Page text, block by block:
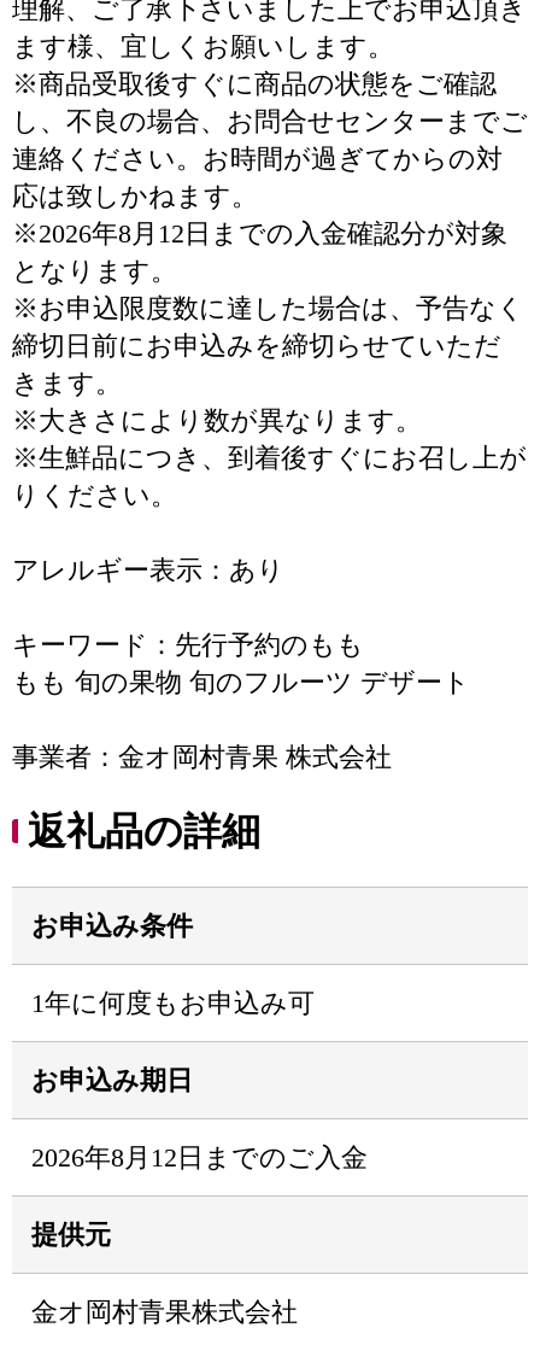
理解、ご了承下さいました上でお申込頂き
ます様、宜しくお願いします。
※商品受取後すぐに商品の状態をご確認
し、不良の場合、お問合せセンターまでご
連絡ください。お時間が過ぎてからの対
応は致しかねます。
※2026年8月12日までの入金確認分が対象
となります。
※お申込限度数に達した場合は、予告なく
締切日前にお申込みを締切らせていただ
きます。
※大きさにより数が異なります。
※生鮮品につき、到着後すぐにお召し上が
りください。
アレルギー表示：あり
キーワード：先行予約のもも
もも 旬の果物 旬のフルーツ デザート
事業者：金オ岡村青果 株式会社
返礼品の詳細
お申込み条件
1年に何度もお申込み可
お申込み期日
2026年8月12日までのご入金
提供元
金オ岡村青果株式会社